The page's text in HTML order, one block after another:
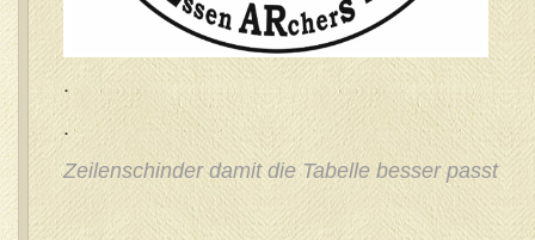
.
.
Zeilenschinder damit die Tabelle besser passt